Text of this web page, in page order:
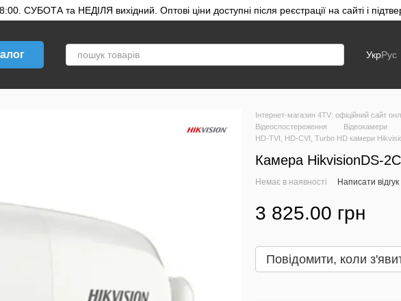
СУБОТА та НЕДІЛЯ вихідний. Оптові ціни доступні після реєстрації на сайті і
УкрРус
Інтернет-магазин 4TV: офіційний сайт
Відеоспостереження
Відеокамери
HD-TVI, HD-CVI, Turbo HD камери
Камера HikvisionDS-
Немає в наявності Написати відгук
3 825.00 грн
Повідомити, коли